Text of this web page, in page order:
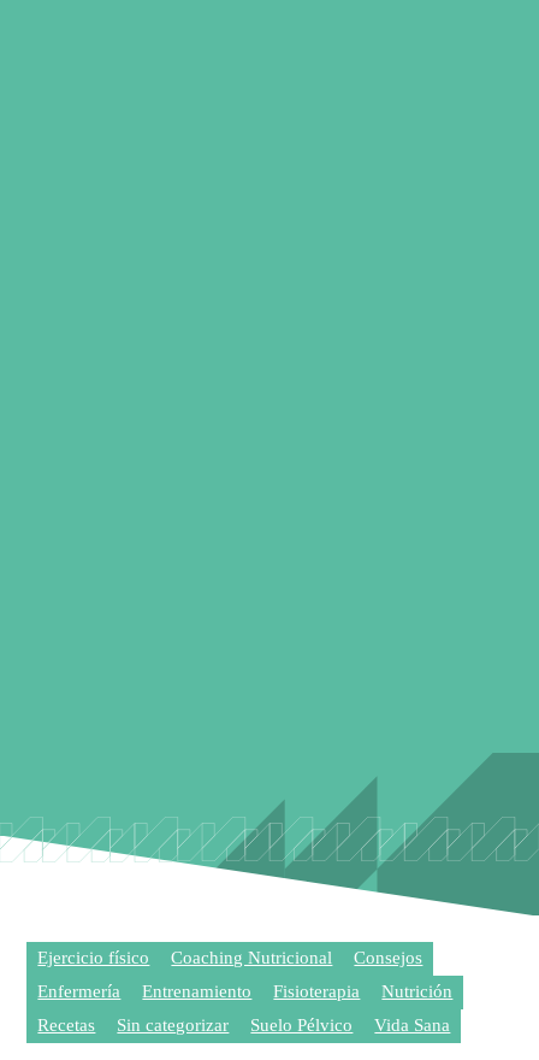
Ejercicio físico Coaching Nutricional
Consejos
Enfermería
Entrenamiento Fisioterapia
Nutrición
Recetas
Sin categorizar Suelo Pélvico Vida Sana